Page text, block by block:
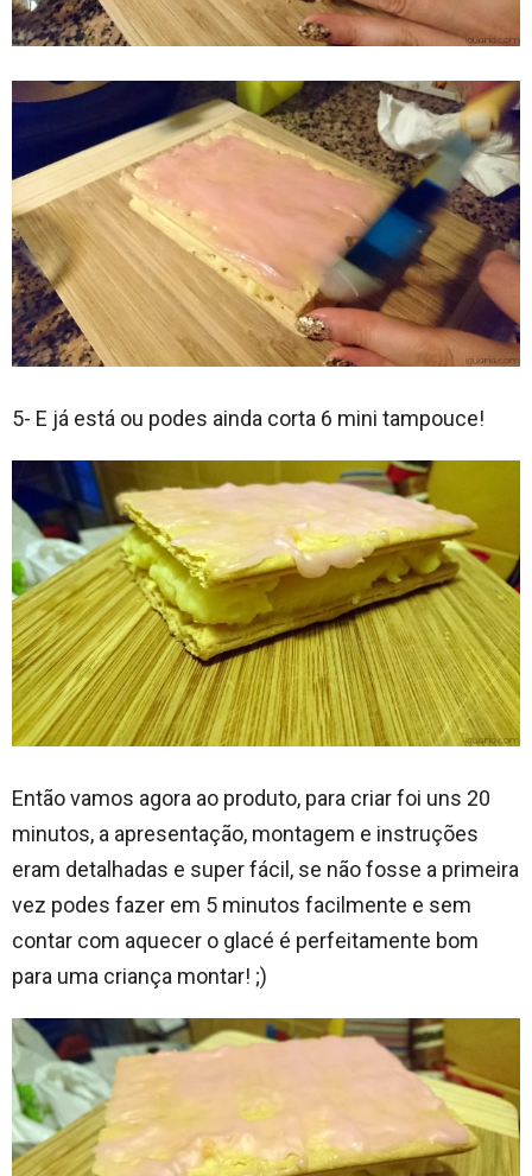
5- E já está ou podes ainda corta 6 mini tampouce!
Então vamos agora ao produto, para criar foi uns 20
minutos, a apresentação, montagem e instruções
eram detalhadas e super fácil, se não fosse a primeira
vez podes fazer em 5 minutos facilmente e sem
contar com aquecer o glacé é perfeitamente bom
para uma criança montar! ;)